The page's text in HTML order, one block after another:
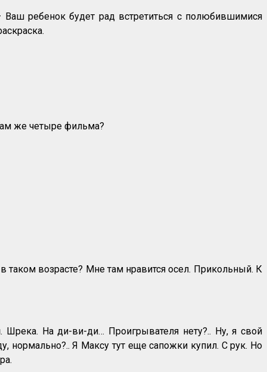
ребенок будет рад встретиться с полюбившимися
же четыре фильма?
возрасте? Мне там нравится осел. Прикольный. К
Шрека. На ди-ви-ди… Проигрывателя нету?.. Ну, я свой
нормально?.. Я Максу тут еще сапожки купил. С рук. Но